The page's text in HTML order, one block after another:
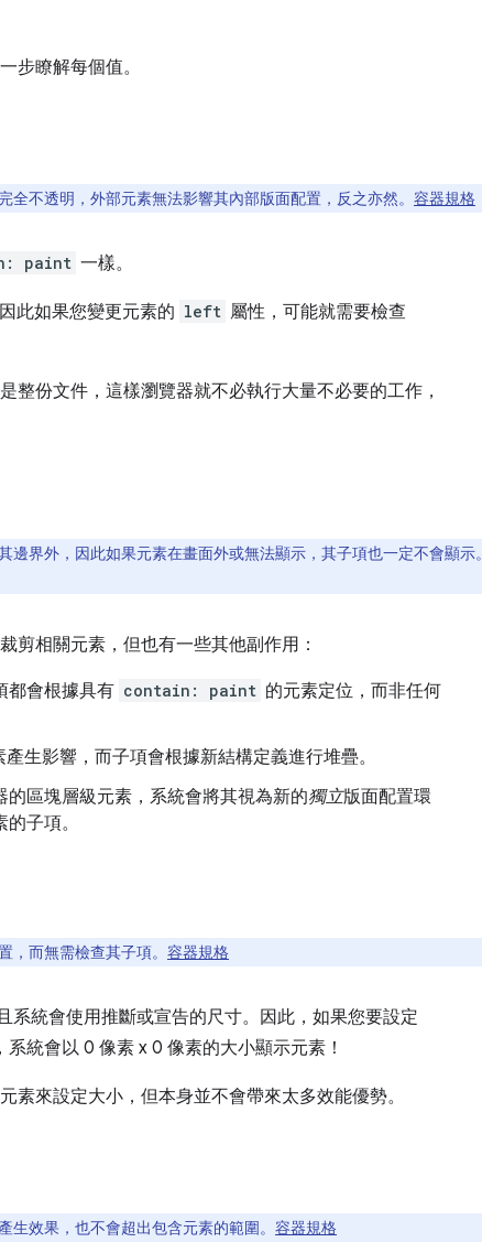
步瞭解每個值。
不透明，外部元素無法影響其內部版面配置，反之亦然。 容器規格
paint 一樣。
此如果您變更元素的 left 屬性，可能就需要檢查
份文件，這樣瀏覽器就不必執行大量不必要的工作，
界外，因此如果元素在畫面外或無法顯示，其子項也一定不會顯示。
剪相關元素，但也有一些其他副作用：
都會根據具有 contain: paint 的元素定位，而非任何
生影響，而子項會根據新結構定義進行堆疊。
區塊層級元素，系統會將其視為新的獨立版面配置環
子項。
而無需檢查其子項。 容器規格
系統會使用推斷或宣告的尺寸。因此，如果您要設定
統會以 0 像素 x 0 像素的大小顯示元素！
來設定大小，但本身並不會帶來太多效能優勢。
效果，也不會超出包含元素的範圍。 容器規格